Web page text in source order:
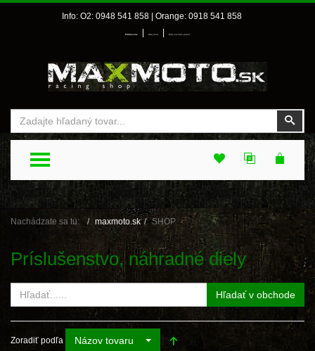
Info: O2: 0948 541 858 | Orange: 0918 541 858
Prihlásenie Môj účet Môj zoznam prianí
TOGGLE MENU
Nachádzate sa tu: maxmoto.sk SHOP
Príslušenstvo, náhradné diely
Hľadať v obchode
Zoradiť podľa Názov tovaru